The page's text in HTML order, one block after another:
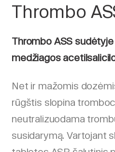
Thrombo
Thrombo ASS
medžiagos
Net ir mažomis
rūgštis slopina
neutralizuodama
susidarymą. Vartojant